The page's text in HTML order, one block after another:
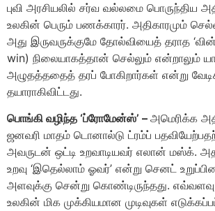
புவி அரசியலில் சர்வ வல்லமை பொருந்திய
உலகின் பெரும் பணக்காரர். அதிகாரமும்
அது இருவருக்குமே தோல்வியைத் தராத
win) நிலையாகத்தான் செல்லும் என்றாலும்
அழுதத்ததைத் தரப் போகிறார்கள் என்று
தயாராகிவிட்டது.
பொங்கி வழிந்த ‘ப்ரோமேன்ஸ்’ – அமெரிக்க
ஜனவரி மாதம் டொனால்டு ட்ரம்ப்
அவருடன் ஒட்டி உறவாடியவர் எலான் மஸ்க்.
உறவு ‘இதெல்லாம் ஓவர்’ என்று செனட்
அளவுக்கு சென்று கொண்டிருந்தது.
உலகின் மிக முக்கியமான முடிவுகள்